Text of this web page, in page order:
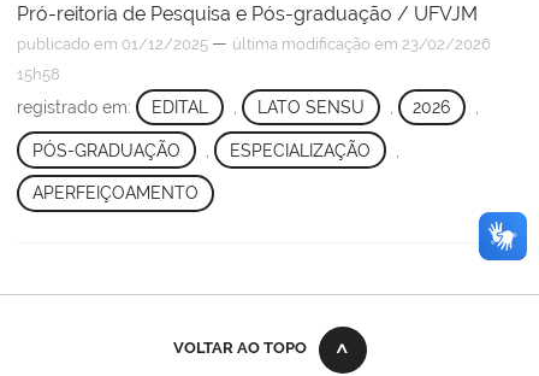
Pró-reitoria de Pesquisa e Pós-graduação / UFVJM
publicado em 01/12/2025 — última modificação em 23/02/2026
15h58
registrado em: EDITAL LATO SENSU 2026
PÓS-GRADUAÇÃO ESPECIALIZAÇÃO
APERFEIÇOAMENTO
VOLTAR AO TOPO